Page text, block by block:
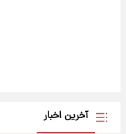
آخرین اخبار